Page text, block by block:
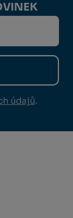
údajů.